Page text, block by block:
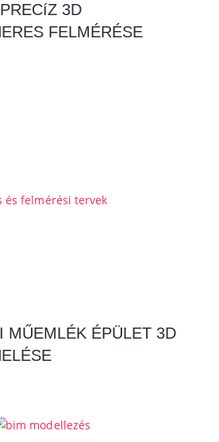
3D
FELMÉRÉSE
MŰEMLÉK ÉPÜLET 3D